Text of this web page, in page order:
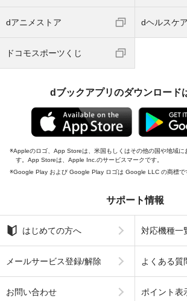
dアニメストア dヘルスケア
ドコモスポーツくじ
dブックアプリのダウンロード
Appleのロゴ、App Storeは、米国もしくはその他の国や地域
す。App Storeは、Apple Inc.のサービスマークです。
Google Play および Google Play ロゴは Google LLC の商標で
サポート情報
はじめての方へ 対応機種一
メールサービス登録/解除 よくある質
お問い合わせ ポイント表